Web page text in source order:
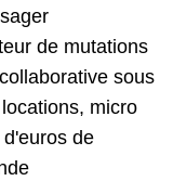
de mutations
sous
micro
de